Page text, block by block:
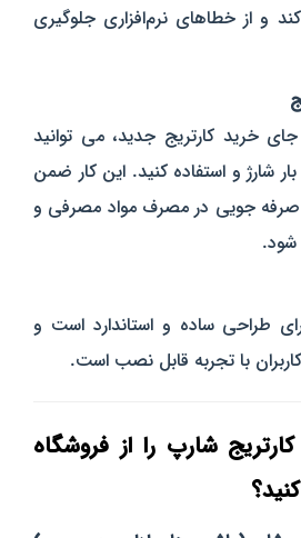
و از خطاهای نرم‌افزاری جلوگیری
خرید کارتریج جدید، می‌ توانید
شارژ و استفاده کنید. این کار ضمن
جویی در مصرف مواد مصرفی و
شارپ 200 دارای طراحی ساده و استاندارد است و
با تجربه قابل نصب است.
شارپ را از فروشگاه